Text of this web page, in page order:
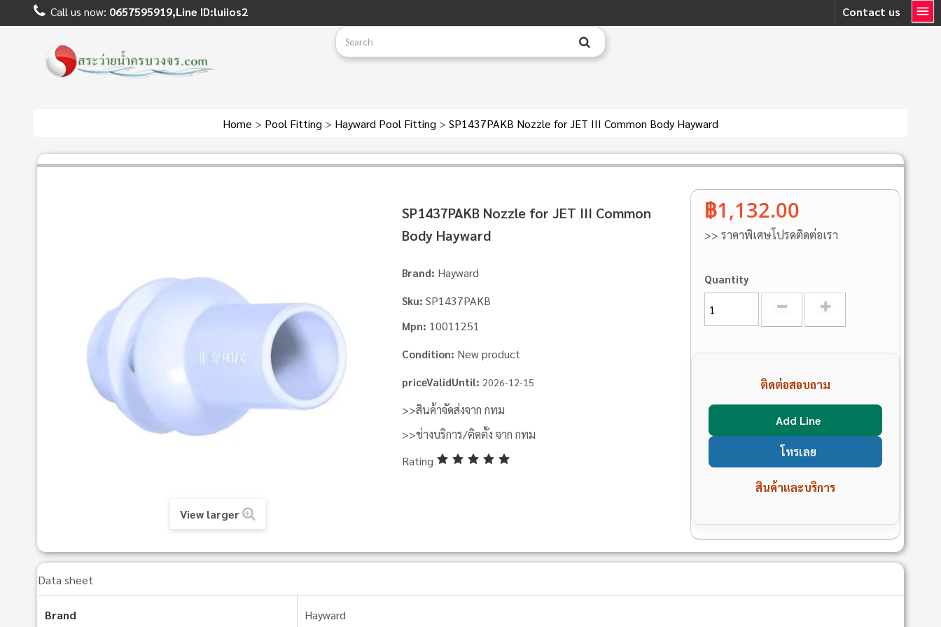
Contact us
Call us now: 0657595919,Line ID:luiios2
Home > Pool Fitting > Hayward Pool Fitting > SP1437PAKB Nozzle for JET III Common Body Hayward
View larger
SP1437PAKB Nozzle for JET III Common
Body Hayward
Brand: Hayward
Sku: SP1437PAKB
Mpn: 10011251
Condition: New product
priceValidUntil: 2026-12-15
>>สินค้าจัดส่งจาก กทม
>>ช่างบริการ/ติดตั้ง จาก กทม
Rating
฿1,132.00
>> ราคาพิเศษโปรดติดต่อเรา
Quantity
ติดต่อสอบถาม
Add Line
โทรเลย
สินค้าและบริการ
Data sheet
Brand Hayward